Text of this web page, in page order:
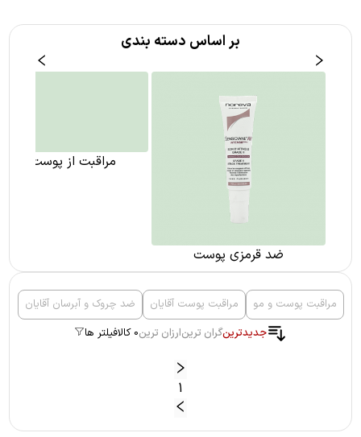
بر اساس دسته بندی
ضد قرمزی پوست
مراقبت پوست و مو مراقبت پوست آقایان
ضد چروک و آبرسان آقایان
جدیدترینگران ترینارزان ترین0 کالا فیلتر ها
1